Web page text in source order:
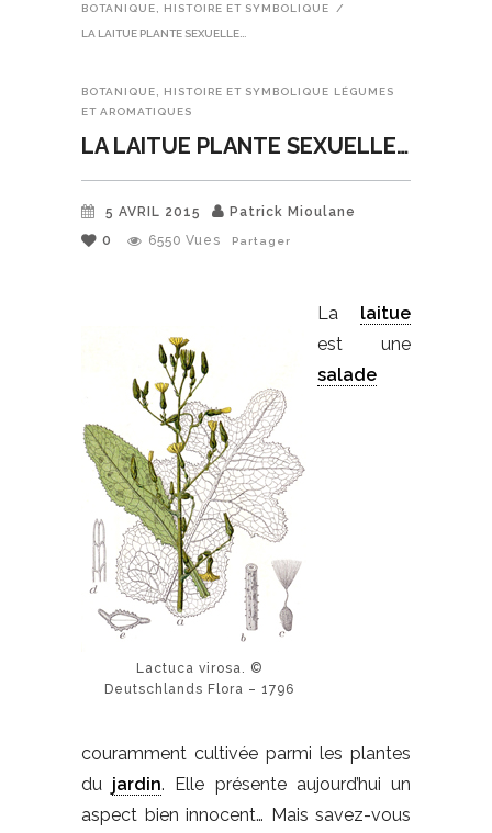
BOTANIQUE, HISTOIRE ET SYMBOLIQUE /
LA LAITUE PLANTE SEXUELLE…
BOTANIQUE, HISTOIRE ET SYMBOLIQUE LÉGUMES
ET AROMATIQUES
LA LAITUE PLANTE SEXUELLE…
5 AVRIL 2015
Patrick Mioulane
0
6550 Vues Partager
Lactuca virosa. ©
Deutschlands Flora – 1796
La laitue
est une
salade
couramment cultivée parmi les plantes
du jardin. Elle présente aujourd’hui un
aspect bien innocent… Mais savez-vous